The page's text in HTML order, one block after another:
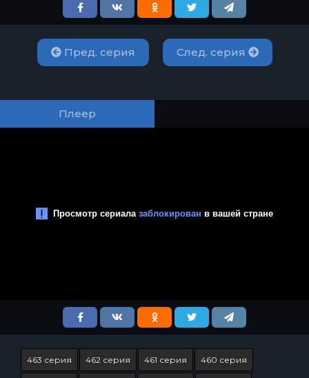
Пред. серия След. серия
Плеер
463 серия 462 серия 461 серия 460 серия